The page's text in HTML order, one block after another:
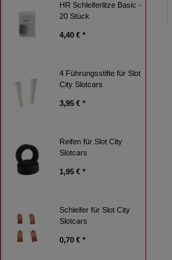
HR Schleiferlitze Basic -
20 Stück
4,40 € *
4 Führungsstifte für Slot
City Slotcars
3,95 € *
Reifen für Slot City
Slotcars
1,95 € *
Schleifer für Slot City
Slotcars
0,70 € *